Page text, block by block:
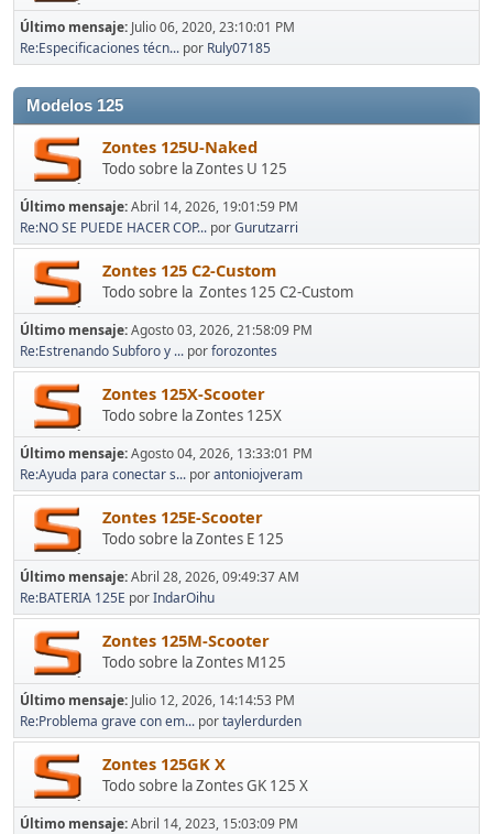
Último mensaje: Julio 06, 2020, 23:10:01 PM
Re:Especificaciones técn... por Ruly07185
Modelos 125
Zontes 125U-Naked
Todo sobre la Zontes U 125
Último mensaje:Abril 14, 2026, 19:01:59 PM
Re:NO SE PUEDE HACER COP... porGurutzarri
Zontes 125 C2-Custom
Todo sobre la Zontes 125 C2-Custom
Último mensaje:Agosto 03, 2026, 21:58:09 PM
Re:Estrenando Subforo y ... porforozontes
Zontes 125X-Scooter
Todo sobre la Zontes 125X
Último mensaje:Agosto 04, 2026, 13:33:01 PM
Re:Ayuda para conectar s... porantoniojveram
Zontes 125E-Scooter
Todo sobre la Zontes E 125
Último mensaje:Abril 28, 2026, 09:49:37 AM
Re:BATERIA 125E porIndarOihu
Zontes 125M-Scooter
Todo sobre la Zontes M125
Último mensaje: Julio 12, 2026, 14:14:53 PM
Re:Problema grave con em... portaylerdurden
Zontes 125GK X
Todo sobre la Zontes GK 125 X
Último mensaje:Abril 14, 2023, 15:03:09 PM